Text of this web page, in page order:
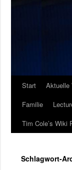
Start Aktuelle
Familie
Tim Cole’s Wiki
Schlagwort-